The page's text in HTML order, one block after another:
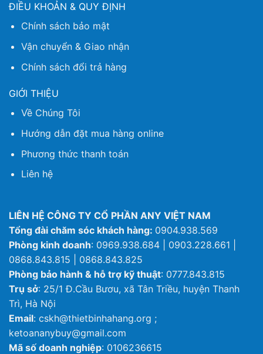
ĐIỀU KHOẢN & QUY ĐỊNH
Chính sách bảo mật
Vận chuyển & Giao nhận
Chính sách đổi trả hàng
GIỚI THIỆU
Về Chúng Tôi
Hướng dẫn đặt mua hàng online
Phương thức thanh toán
Liên hệ
LIÊN HỆ CÔNG TY CỔ PHẦN ANY VIỆT NAM
Tổng đài chăm sóc khách hàng: 0904.938.569
Phòng kinh doanh: 0969.938.684 | 0903.228.661 |
0868.843.815 | 0868.843.825
Phòng bảo hành & hỗ trợ kỹ thuật: 0777.843.815
Trụ sở: 25/1 Đ.Cầu Bươu, xã Tân Triều, huyện Thanh
Trì, Hà Nội
Email: cskh@thietbinhahang.org ;
ketoananybuy@gmail.com
Mã số doanh nghiệp: 0106236615